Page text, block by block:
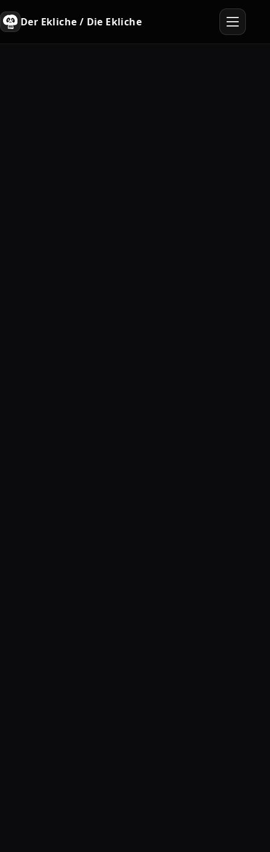
Der Ekliche / Die Ekliche